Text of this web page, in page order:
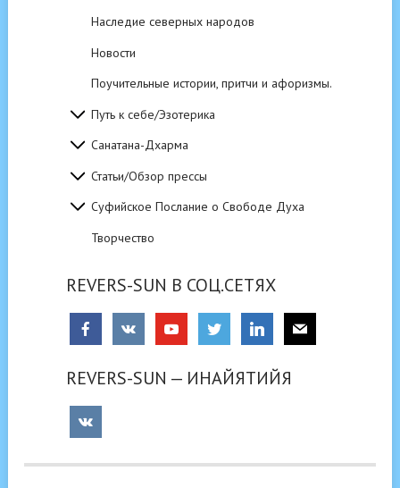
Наследие северных народов
Новости
Поучительные истории, притчи и афоризмы.
Путь к себе/Эзотерика
Санатана-Дхарма
Статьи/Обзор прессы
Суфийское Послание о Свободе Духа
Творчество
REVERS-SUN В СОЦ.СЕТЯХ
REVERS-SUN — ИНАЙЯТИЙЯ